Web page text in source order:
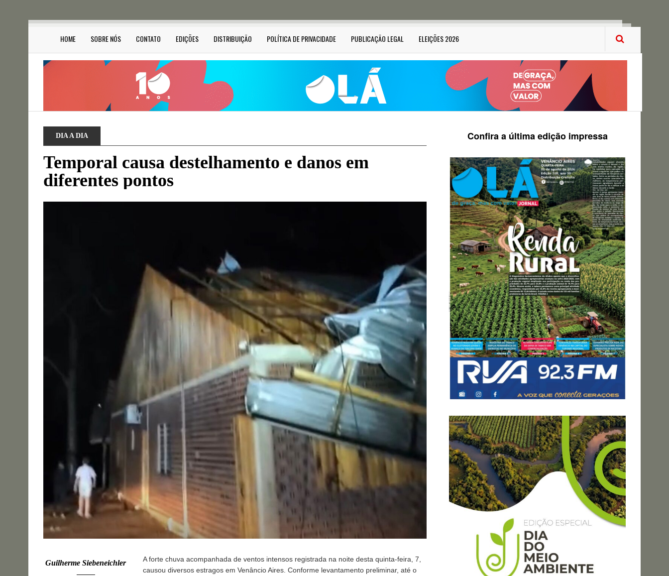
HOME SOBRE NÓS CONTATO EDIÇÕES DISTRIBUIÇÃO POLÍTICA DE PRIVACIDADE PUBLICAÇÃO LEGAL ELEIÇÕES 2026
DIA A DIA
Temporal causa destelhamento e danos em
diferentes pontos
Guilherme Siebeneichler
A forte chuva acompanhada de ventos intensos registrada na noite desta quinta-feira, 7,
causou diversos estragos em Venâncio Aires. Conforme levantamento preliminar, até o
Confira a última edição impressa